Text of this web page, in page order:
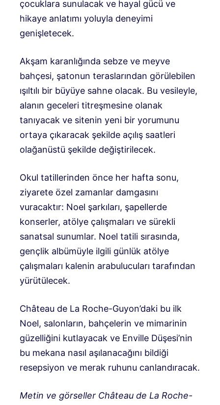
çocuklara sunulacak ve hayal gücü ve
hikaye anlatımı yoluyla deneyimi
genişletecek.
Akşam karanlığında sebze ve meyve
bahçesi, şatonun teraslarından görülebilen
ışıltılı bir büyüye sahne olacak. Bu vesileyle,
alanın geceleri titreşmesine olanak
tanıyacak ve sitenin yeni bir yorumunu
ortaya çıkaracak şekilde açılış saatleri
olağanüstü şekilde değiştirilecek.
Okul tatillerinden önce her hafta sonu,
ziyarete özel zamanlar damgasını
vuracaktır: Noel şarkıları, şapellerde
konserler, atölye çalışmaları ve sürekli
sanatsal sunumlar. Noel tatili sırasında,
gençlik albümüyle ilgili günlük atölye
çalışmaları kalenin arabulucuları tarafından
yürütülecek.
Château de La Roche-Guyon’daki bu ilk
Noel, salonların, bahçelerin ve mimarinin
güzelliğini kutlayacak ve Enville Düşesi’nin
bu mekana nasıl aşılanacağını bildiği
resepsiyon ve merak ruhunu canlandıracak.
Metin ve görseller Château de La Roche-